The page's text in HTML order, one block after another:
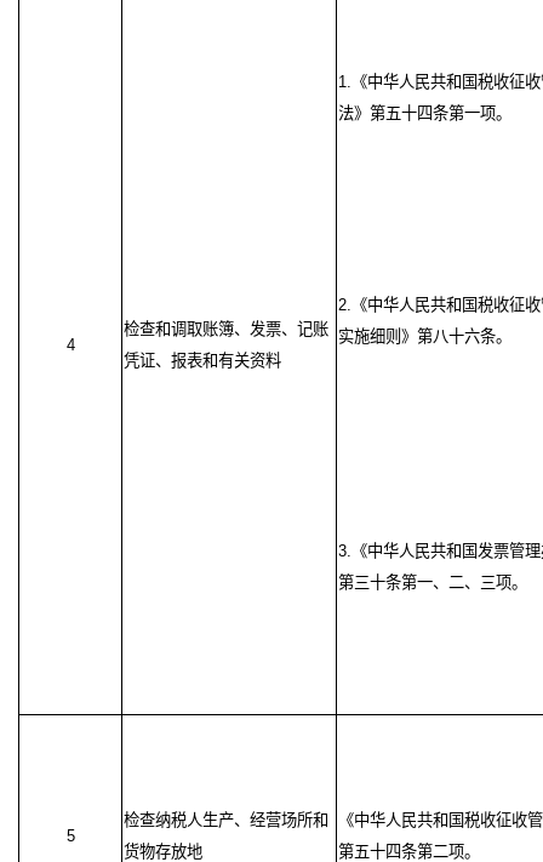
4
检查和调取账簿、发票、记账
凭证、报表和有关资料
1.《中华人民共和国税收征
法》第五十四条第一项。
2.《中华人民共和国税收征
实施细则》第八十六条。
3.《中华人民共和国发票管
第三十条第一、二、三项。
5
检查纳税人生产、经营场所和
货物存放地
《中华人民共和国税收征收
第五十四条第二项。